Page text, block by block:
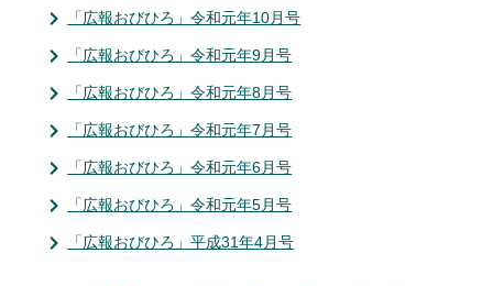
「広報おびひろ」令和元年10月号
「広報おびひろ」令和元年9月号
「広報おびひろ」令和元年8月号
「広報おびひろ」令和元年7月号
「広報おびひろ」令和元年6月号
「広報おびひろ」令和元年5月号
「広報おびひろ」平成31年4月号